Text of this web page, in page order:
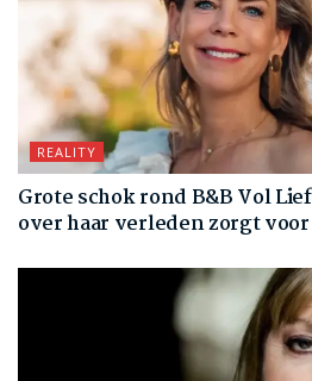
REALITY
Grote schok rond B&B Vol
over haar verleden zorgt